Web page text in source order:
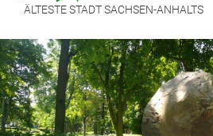
ÄLTESTE STADT SACHSEN-ANHALTS